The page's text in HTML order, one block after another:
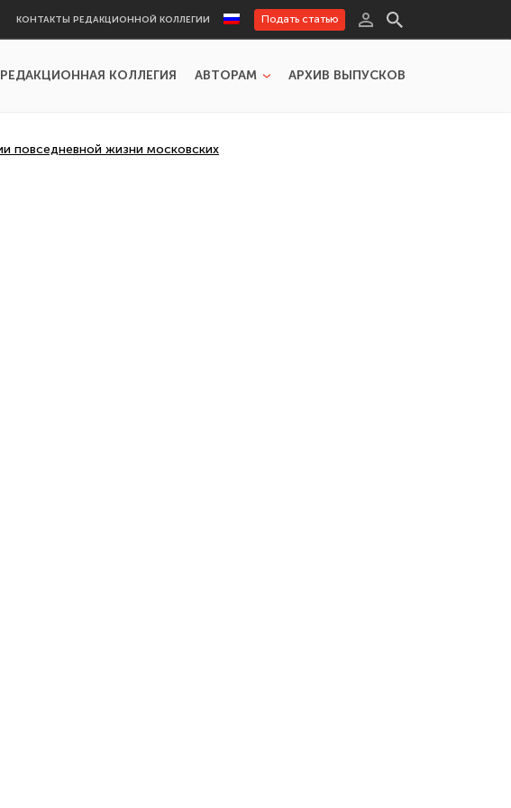
КОНТАКТЫ РЕДАКЦИОННОЙ КОЛЛЕГИИ Подать статью
РЕДАКЦИОННАЯ КОЛЛЕГИЯ АВТОРАМ АРХИВ ВЫПУСКОВ
повседневной жизни московских